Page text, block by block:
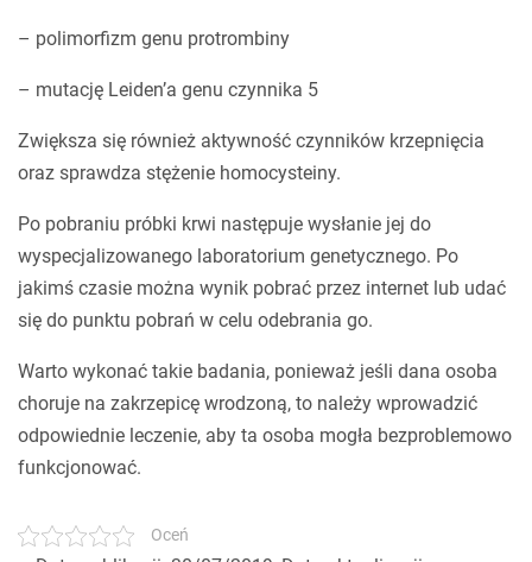
– polimorfizm genu protrombiny
– mutację Leiden’a genu czynnika 5
Zwiększa się również aktywność czynników krzepnięcia
oraz sprawdza stężenie homocysteiny.
Po pobraniu próbki krwi następuje wysłanie jej do
wyspecjalizowanego laboratorium genetycznego. Po
jakimś czasie można wynik pobrać przez internet lub udać
się do punktu pobrań w celu odebrania go.
Warto wykonać takie badania, ponieważ jeśli dana osoba
choruje na zakrzepicę wrodzoną, to należy wprowadzić
odpowiednie leczenie, aby ta osoba mogła bezproblemowo
funkcjonować.
Oceń